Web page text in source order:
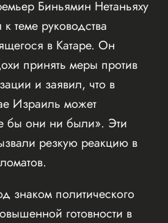
Биньямин Нетаньяху
теме руководства
в Катаре. Он
принять меры против
и заявил, что в
Израиль может
бы они ни были». Эти
резкую реакцию в
знаком политического
готовности в